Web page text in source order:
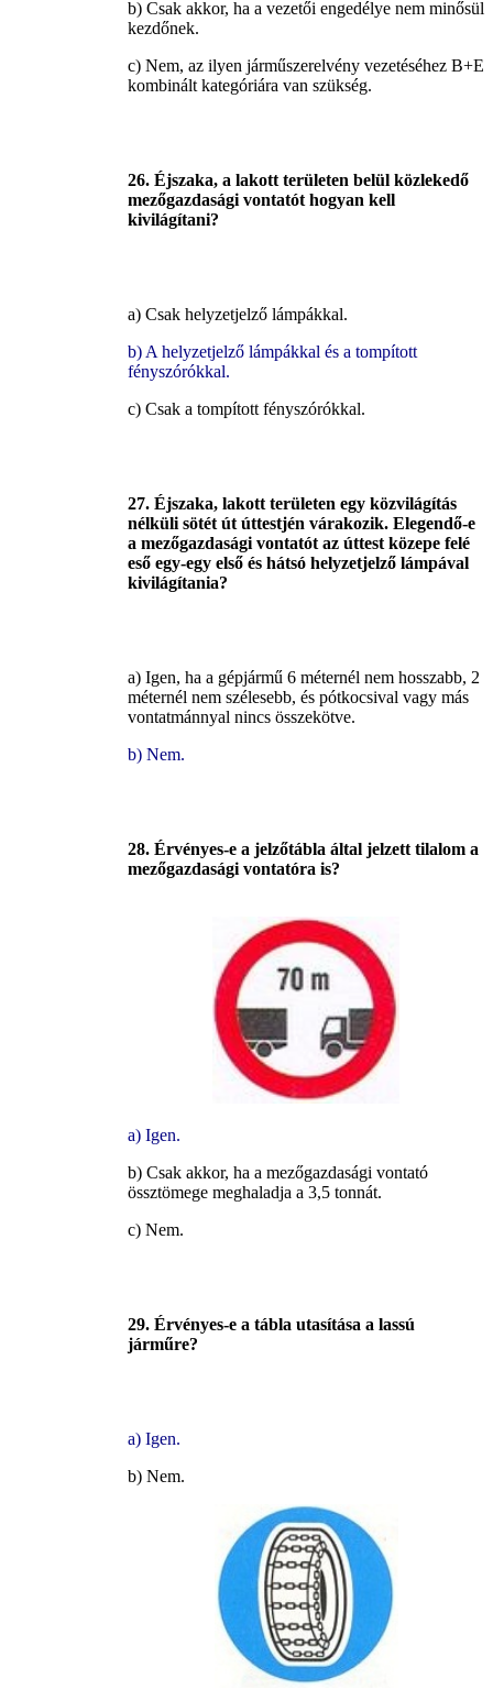
b) Csak akkor, ha a vezetői engedélye nem minősül
kezdőnek.
c) Nem, az ilyen járműszerelvény vezetéséhez B+E
kombinált kategóriára van szükség.
26. Éjszaka, a lakott területen belül közlekedő
mezőgazdasági vontatót hogyan kell
kivilágítani?
a) Csak helyzetjelző lámpákkal.
b) A helyzetjelző lámpákkal és a tompított
fényszórókkal.
c) Csak a tompított fényszórókkal.
27. Éjszaka, lakott területen egy közvilágítás
nélküli sötét út úttestjén várakozik. Elegendő-e
a mezőgazdasági vontatót az úttest közepe felé
eső egy-egy első és hátsó helyzetjelző lámpával
kivilágítania?
a) Igen, ha a gépjármű 6 méternél nem hosszabb, 2
méternél nem szélesebb, és pótkocsival vagy más
vontatmánnyal nincs összekötve.
b) Nem.
28. Érvényes-e a jelzőtábla által jelzett tilalom a
mezőgazdasági vontatóra is?
a) Igen.
b) Csak akkor, ha a mezőgazdasági vontató
össztömege meghaladja a 3,5 tonnát.
c) Nem.
29. Érvényes-e a tábla utasítása a lassú
járműre?
a) Igen.
b) Nem.